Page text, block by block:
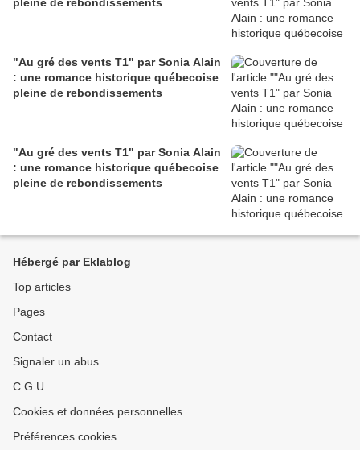
"Au gré des vents T1" par Sonia Alain
: une romance historique québecoise
pleine de rebondissements
"Au gré des vents T1" par Sonia Alain
: une romance historique québecoise
pleine de rebondissements
Hébergé par Eklablog
Top articles
Pages
Contact
Signaler un abus
C.G.U.
Cookies et données personnelles
Préférences cookies